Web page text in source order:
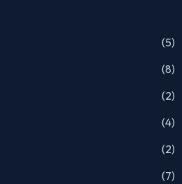
(5)
(8)
(2)
(4)
(2)
(7)